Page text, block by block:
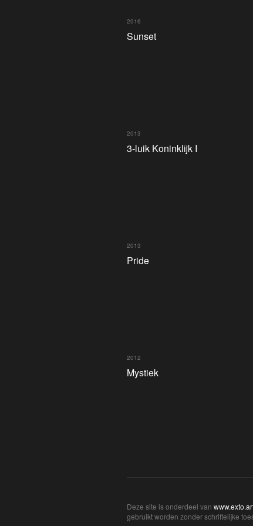
Sunset
2016
3-luik Koninklijk I
2013
Pride
2013
Mystiek
2012
Deze site is onderdeel van
gebruikt worden zonder schriftelijke